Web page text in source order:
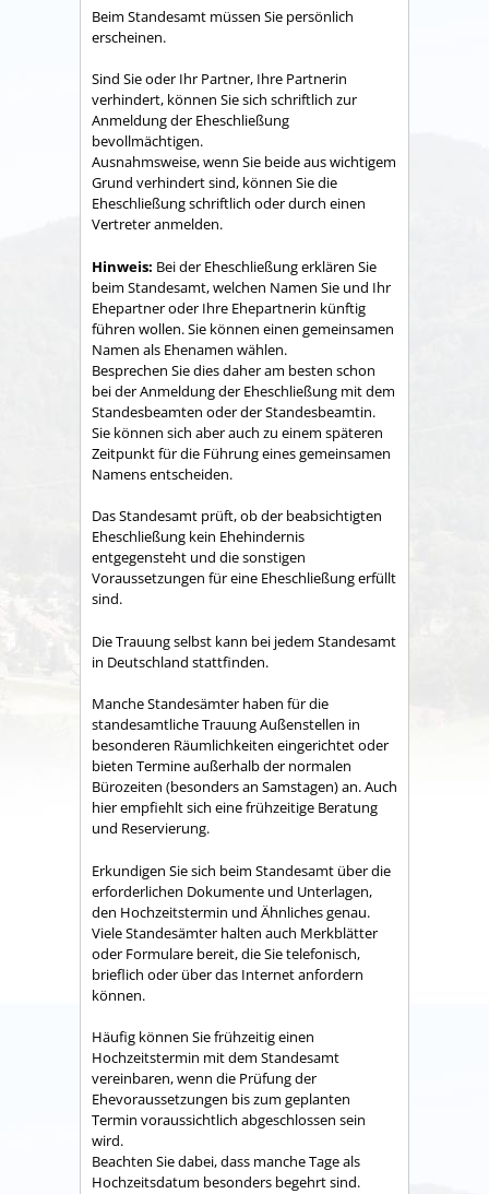
Beim Standesamt müssen Sie persönlich
erscheinen.
Sind Sie oder Ihr Partner, Ihre Partnerin
verhindert, können Sie sich schriftlich zur
Anmeldung der Eheschließung
bevollmächtigen.
Ausnahmsweise, wenn Sie beide aus wichtigem
Grund verhindert sind, können Sie die
Eheschließung schriftlich oder durch einen
Vertreter anmelden.
Hinweis: Bei der Eheschließung erklären Sie
beim Standesamt, welchen Namen Sie und Ihr
Ehepartner oder Ihre Ehepartnerin künftig
führen wollen. Sie können einen gemeinsamen
Namen als Ehenamen wählen.
Besprechen Sie dies daher am besten schon
bei der Anmeldung der Eheschließung mit dem
Standesbeamten oder der Standesbeamtin.
Sie können sich aber auch zu einem späteren
Zeitpunkt für die Führung eines gemeinsamen
Namens entscheiden.
Das Standesamt prüft, ob der beabsichtigten
Eheschließung kein Ehehindernis
entgegensteht und die sonstigen
Voraussetzungen für eine Eheschließung erfüllt
sind.
Die Trauung selbst kann bei jedem Standesamt
in Deutschland stattfinden.
Manche Standesämter haben für die
standesamtliche Trauung Außenstellen in
besonderen Räumlichkeiten eingerichtet oder
bieten Termine außerhalb der normalen
Bürozeiten (besonders an Samstagen) an. Auch
hier empfiehlt sich eine frühzeitige Beratung
und Reservierung.
Erkundigen Sie sich beim Standesamt über die
erforderlichen Dokumente und Unterlagen,
den Hochzeitstermin und Ähnliches genau.
Viele Standesämter halten auch Merkblätter
oder Formulare bereit, die Sie telefonisch,
brieflich oder über das Internet anfordern
können.
Häufig können Sie frühzeitig einen
Hochzeitstermin mit dem Standesamt
vereinbaren, wenn die Prüfung der
Ehevoraussetzungen bis zum geplanten
Termin voraussichtlich abgeschlossen sein
wird.
Beachten Sie dabei, dass manche Tage als
Hochzeitsdatum besonders begehrt sind.